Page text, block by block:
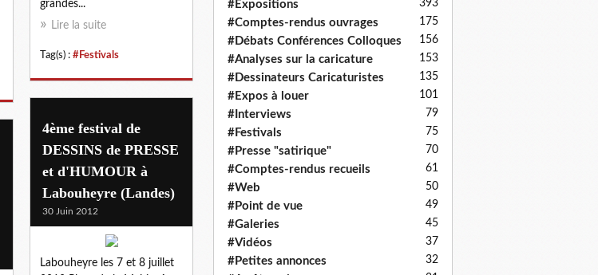
grandes...
Lire la suite
Tag(s) : #Festivals
4ème festival de
DESSINS de PRESSE
et d'HUMOUR à
Labouheyre (Landes)
30 Juin 2012
Labouheyre les 7 et 8 juillet
#Expositions 393
#Comptes-rendus ouvrages 175
#Débats Conférences Colloques 156
#Analyses sur la caricature 153
#Dessinateurs Caricaturistes 135
#Expos à louer 101
#Interviews 79
#Festivals 75
#Presse "satirique" 70
#Comptes-rendus recueils 61
#Web 50
#Point de vue 49
#Galeries 45
#Vidéos 37
#Petites annonces 32